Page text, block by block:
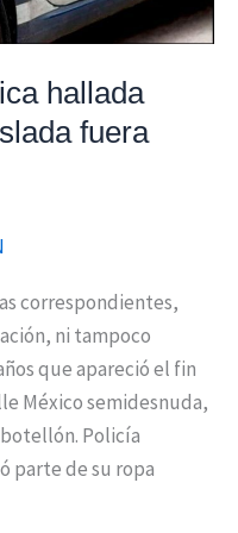
hallada
fuera
correspondientes,
ni tampoco
que apareció el fin
México semidesnuda,
Policía
parte de su ropa